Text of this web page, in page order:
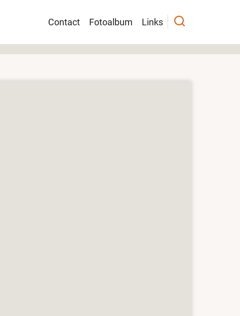
Main
navigation
Contact Fotoalbum Links